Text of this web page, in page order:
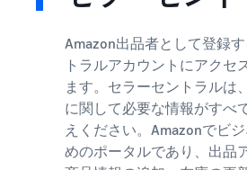
Amazon出品者として登録
トラルアカウントにアクセ
ます。セラーセントラルは
に関して必要な情報がすべ
えください。Amazonでビ
めのポータルであり、出品